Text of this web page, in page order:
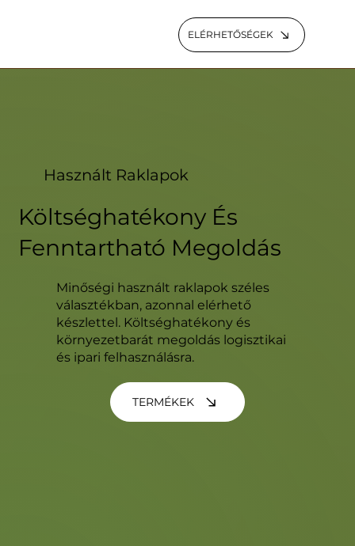
ELÉRHETŐSÉGEK
Használt Raklapok
Költséghatékony És
Fenntartható Megoldás
Minőségi használt raklapok széles
választékban, azonnal elérhető
készlettel. Költséghatékony és
környezetbarát megoldás logisztikai
és ipari felhasználásra.
TERMÉKEK